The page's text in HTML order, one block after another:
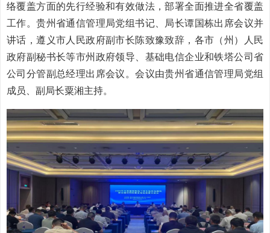
络覆盖方面的先行经验和有效做法，部署全面推进全省覆盖
工作。贵州省通信管理局党组书记、局长谭国栋出席会议并
讲话，遵义市人民政府副市长陈致豫致辞，各市（州）人民
政府副秘书长等市州政府领导、基础电信企业和铁塔公司省
公司分管副总经理出席会议。会议由贵州省通信管理局党组
成员、副局长粟湘主持。